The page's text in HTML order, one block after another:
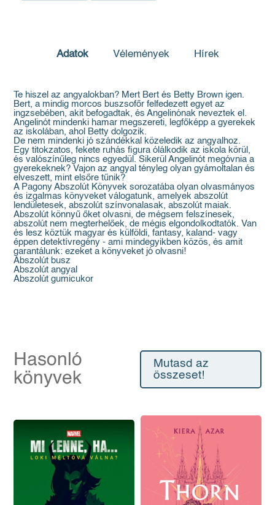
Adatok Vélemények Hírek
Te hiszel az angyalokban? Mert Bert és Betty Brown igen.
Bert, a mindig morcos buszsofőr felfedezett egyet az
ingzsebében, akit befogadtak, és Angelinónak neveztek el.
Angelinót mindenki hamar megszereti, legfőképp a gyerekek
az iskolában, ahol Betty dolgozik.
De nem mindenki jó szándékkal közeledik az angyalhoz.
Egy titokzatos, fekete ruhás figura ólálkodik az iskola körül,
és valószínűleg nincs egyedül. Sikerül Angelinót megóvnia a
gyerekeknek? Vajon az angyal tényleg olyan gyámoltalan és
elveszett, mint elsőre tűnik?
A Pagony Abszolút Könyvek sorozatába olyan olvasmányos
és izgalmas könyveket válogatunk, amelyek abszolút
lendületesek, abszolút színvonalasak, abszolút maiak.
Abszolút könnyű őket olvasni, de mégsem felszínesek,
abszolút nem megterhelőek, de mégis elgondolkodtatók. Van
és lesz köztük magyar és külföldi, fantasy, kaland- vagy
éppen detektívregény - ami mindegyikben közös, és amit
garantálunk: ezeket a könyveket jó olvasni!
Abszolút busz
Abszolút angyal
Abszolút gumicukor
Hasonló
könyvek
Mutasd az
összeset!